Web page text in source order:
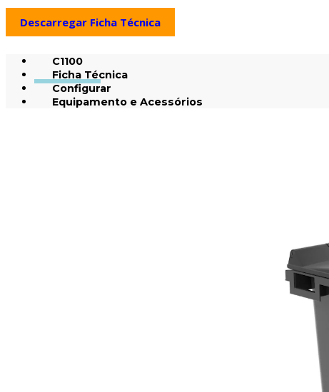
Descarregar Ficha Técnica
C1100
Ficha Técnica
Configurar
Equipamento e Acessórios